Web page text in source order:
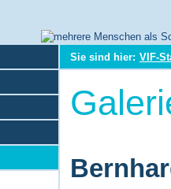
Sie sind hier: VIF-